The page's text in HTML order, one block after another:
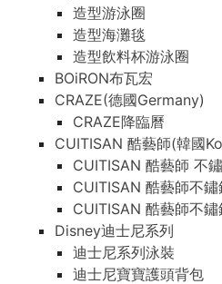
造型游泳圈
造型海灘毯
造型飲料杯游泳圈
BOiRON布瓦宏
CRAZE(德國Germany)
CRAZE降臨曆
CUITISAN 酷藝師(韓國
CUITISAN 酷藝師 不
CUITISAN 酷藝師不
CUITISAN 酷藝師不
Disney迪士尼系列
迪士尼系列泳裝
迪士尼寶寶護頭背包